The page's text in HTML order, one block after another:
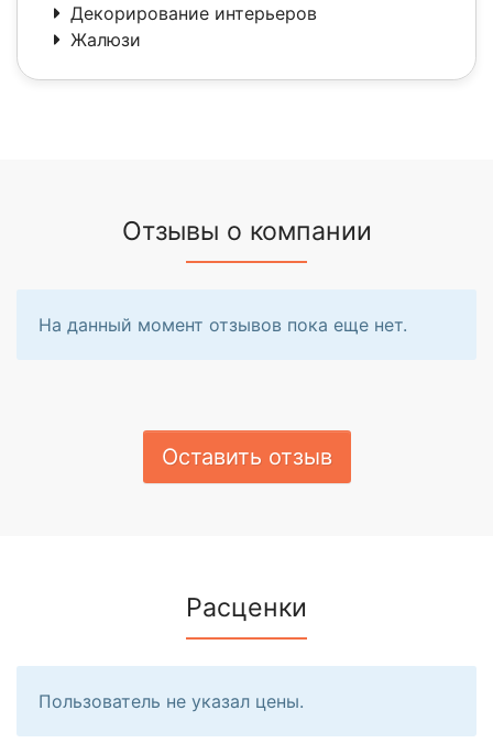
Декорирование интерьеров
Жалюзи
Отзывы о компании
На данный момент отзывов пока еще нет.
Оставить отзыв
Расценки
Пользователь не указал цены.